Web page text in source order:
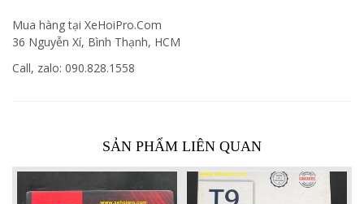
Mua hàng tại XeHoiPro.Com
36 Nguyễn Xí, Bình Thạnh, HCM
Call, zalo: 090.828.1558
SẢN PHẨM LIÊN QUAN